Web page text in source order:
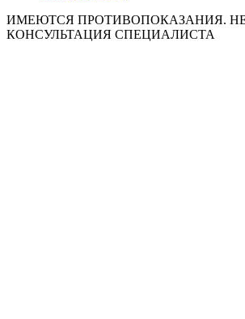
ИМЕЮТСЯ ПРОТИВОПОКАЗАНИЯ.
КОНСУЛЬТАЦИЯ СПЕЦИАЛИСТА